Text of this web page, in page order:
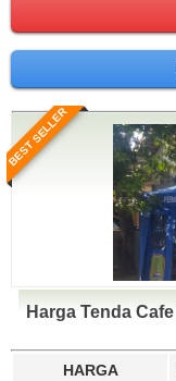
BEST SELLER
Harga Tenda
HARGA